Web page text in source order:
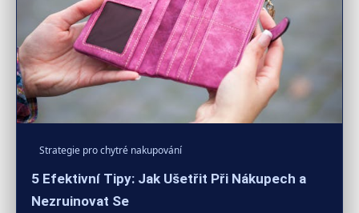
Strategie pro chytré nakupování
5 Efektivní Tipy: Jak Ušetřit Při Nákupech a
Nezruinovat Se